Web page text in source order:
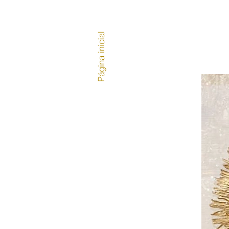
Página inicial